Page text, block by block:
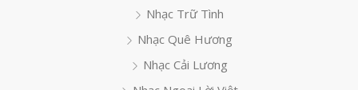
Nhạc Trữ Tình
Nhạc Quê Hương
Nhạc Cải Lương